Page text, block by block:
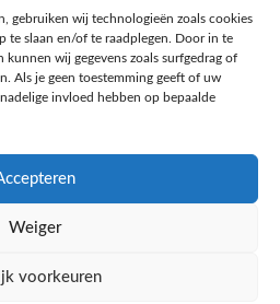
gebruiken wij technologieën zoals cookies
te slaan en/of te raadplegen. Door in te
kunnen wij gegevens zoals surfgedrag of
Als je geen toestemming geeft of uw
invloed hebben op bepaalde
Weiger
voorkeuren
keuzes van Albert Heijn, verrijk je
over het keto-dieet, en deel jouw
online gemeenschap!
2025